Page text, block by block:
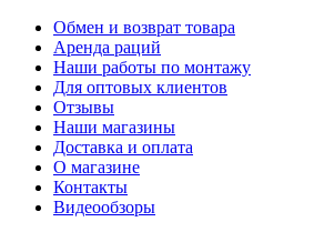
Обмен и возврат товара
Аренда раций
Наши работы по монтажу
Для оптовых клиентов
Отзывы
Наши магазины
Доставка и оплата
О магазине
Контакты
Видеообзоры